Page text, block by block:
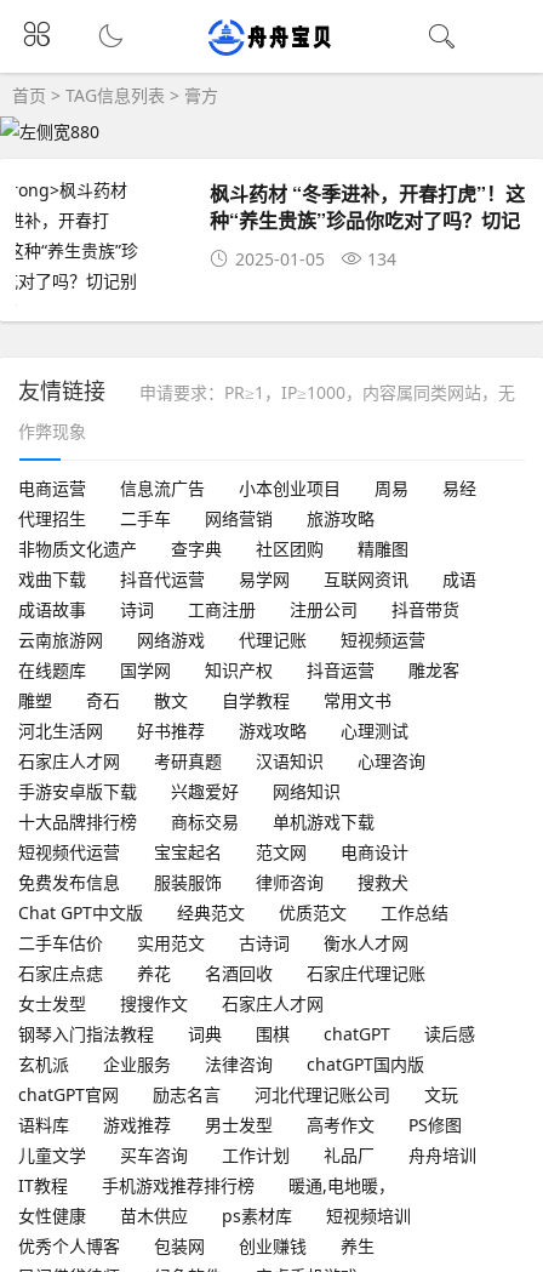
首页 > TAG信息列表 > 膏方
枫斗药材 “冬季进补，开春打虎”！这
种“养生贵族”珍品你吃对了吗？切记
别补错了
2025-01-05 134
友情链接
申请要求：PR≥1，IP≥1000，内容属同类网站，无
作弊现象
电商运营 信息流广告 小本创业项目 周易
易经
代理招生
二手车 网络营销
旅游攻略
非物质文化遗产
查字典 社区团购
精雕图
戏曲下载
抖音代运营 易学网 互联网资讯
成语
成语故事
诗词 工商注册 注册公司
抖音带货
云南旅游网
网络游戏 代理记账
短视频运营
在线题库
国学网 知识产权 抖音运营
雕龙客
雕塑
奇石 散文 自学教程
常用文书
河北生活网
好书推荐 游戏攻略
心理测试
石家庄人才网
考研真题 汉语知识
心理咨询
手游安卓版下载
兴趣爱好
网络知识
十大品牌排行榜
商标交易
单机游戏下载
短视频代运营
宝宝起名 范文网
电商设计
免费发布信息
服装服饰 律师咨询
搜救犬
Chat GPT中文版
经典范文 优质范文
工作总结
二手车估价
实用范文 古诗词
衡水人才网
石家庄点痣
养花 名酒回收
石家庄代理记账
女士发型
搜搜作文
石家庄人才网
钢琴入门指法教程
词典 围棋 chatGPT
读后感
玄机派
企业服务 法律咨询
chatGPT国内版
chatGPT官网
励志名言 河北代理记账公司
文玩
语料库
游戏推荐 男士发型 高考作文
PS修图
儿童文学
买车咨询 工作计划 礼品厂
舟舟培训
IT教程
手机游戏推荐排行榜
暖通,电地暖，
女性健康
苗木供应 ps素材库
短视频培训
优秀个人博客
包装网 创业赚钱
养生